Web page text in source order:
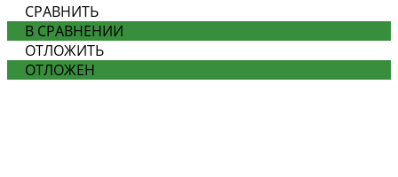
СРАВНИТЬ
В СРАВНЕНИИ
ОТЛОЖИТЬ
ОТЛОЖЕН